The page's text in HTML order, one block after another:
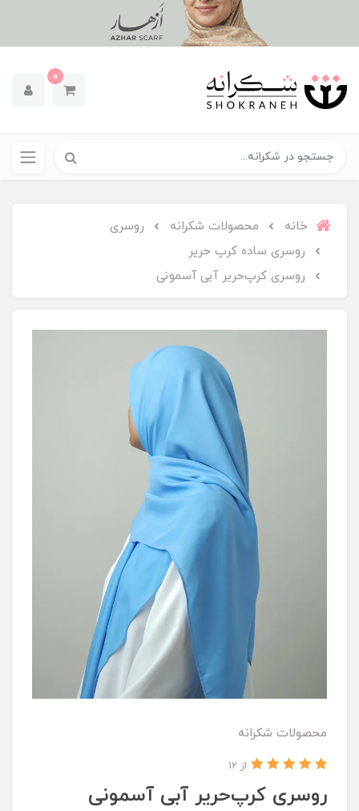
0
خانه محصولات شکرانه
روسری
روسری ساده کرپ حریر
روسری کرپ‌حریر آبی‌ آسمونی
محصولات شکرانه
روسری کرپ‌حریر آبی‌ آسمونی
از 12